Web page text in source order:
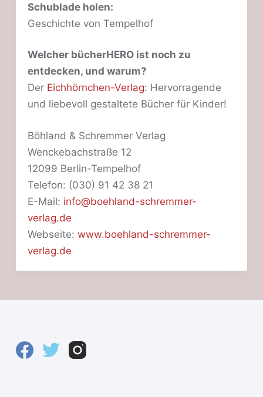
Schublade holen:
Geschichte von Tempelhof
Welcher bücherHERO ist noch zu
entdecken, und warum?
Der Eichhörnchen-Verlag: Hervorragende
und liebevoll gestaltete Bücher für Kinder!
Böhland & Schremmer Verlag
Wenckebachstraße 12
12099 Berlin-Tempelhof
Telefon: (030) 91 42 38 21
E-Mail: info@boehland-schremmer-
verlag.de
Webseite: www.boehland-schremmer-
verlag.de